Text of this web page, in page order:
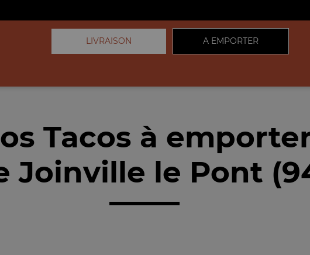
LIVRAISON A EMPORTER
Tacos à
Joinville le Pont